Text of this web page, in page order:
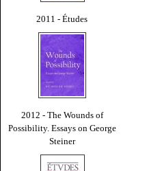
2011 - Études
2012 - The Wounds of
Possibility. Essays on George
Steiner